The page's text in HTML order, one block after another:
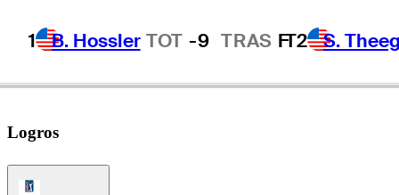
1 B. Hossler TOT -9 TRAS FT2 S.
Logros